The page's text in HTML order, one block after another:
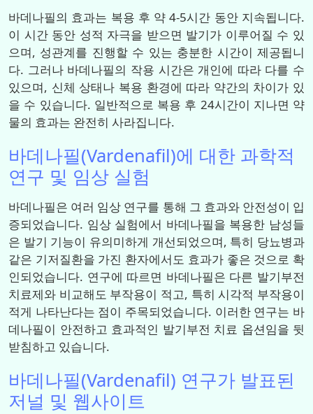
바데나필의 효과는 복용 후 약 4-5시간 동안 지속됩니다.
이 시간 동안 성적 자극을 받으면 발기가 이루어질 수 있
으며, 성관계를 진행할 수 있는 충분한 시간이 제공됩니
다. 그러나 바데나필의 작용 시간은 개인에 따라 다를 수
있으며, 신체 상태나 복용 환경에 따라 약간의 차이가 있
을 수 있습니다. 일반적으로 복용 후 24시간이 지나면 약
물의 효과는 완전히 사라집니다.
바데나필(Vardenafil)에 대한 과학적
연구 및 임상 실험
바데나필은 여러 임상 연구를 통해 그 효과와 안전성이 입
증되었습니다. 임상 실험에서 바데나필을 복용한 남성들
은 발기 기능이 유의미하게 개선되었으며, 특히 당뇨병과
같은 기저질환을 가진 환자에서도 효과가 좋은 것으로 확
인되었습니다. 연구에 따르면 바데나필은 다른 발기부전
치료제와 비교해도 부작용이 적고, 특히 시각적 부작용이
적게 나타난다는 점이 주목되었습니다. 이러한 연구는 바
데나필이 안전하고 효과적인 발기부전 치료 옵션임을 뒷
받침하고 있습니다.
바데나필(Vardenafil) 연구가 발표된
저널 및 웹사이트